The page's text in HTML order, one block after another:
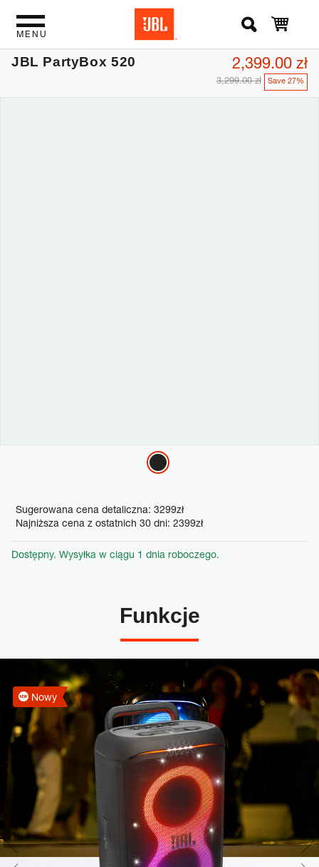
MENU
JBL PartyBox 520 2,399.00 zł
3,299.00 zł Save 27%
Promotions
Sugerowana cena detaliczna: 3299zł
Najniższa cena z ostatnich 30 dni: 2399zł
Dostępny. Wysyłka w ciągu 1 dnia roboczego.
Nowy
Funkcje